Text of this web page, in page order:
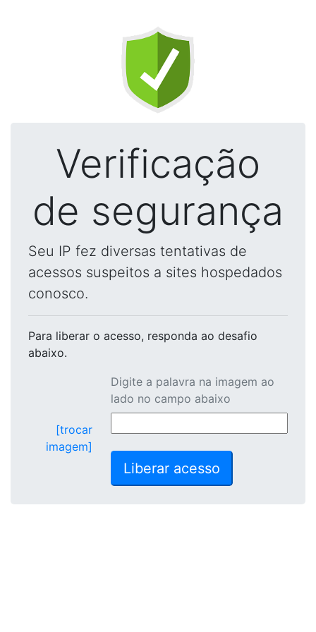
Verificação
de segurança
Seu IP fez diversas tentativas de
acessos suspeitos a sites hospedados
conosco.
Para liberar o acesso, responda ao desafio
abaixo.
[trocar
imagem]
Digite a palavra na imagem ao
lado no campo abaixo